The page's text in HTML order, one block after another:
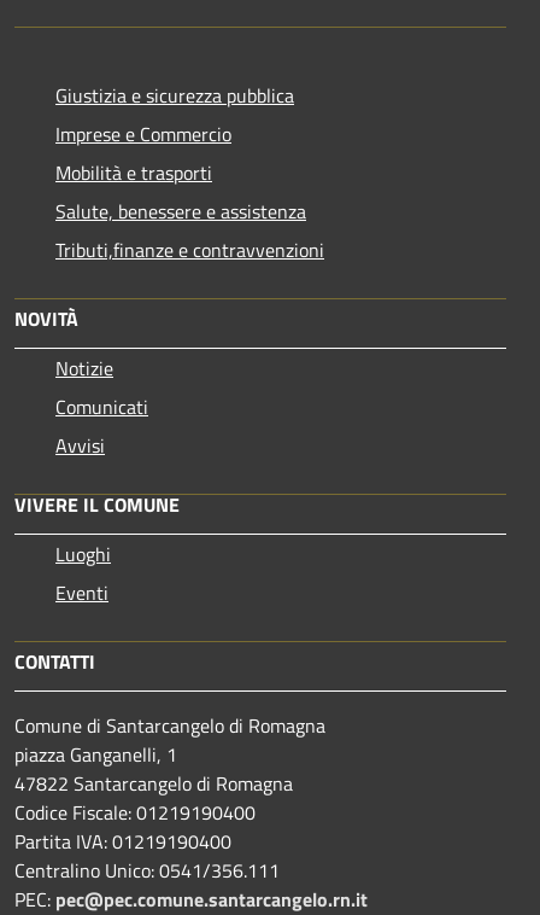
Giustizia e sicurezza pubblica
Imprese e Commercio
Mobilità e trasporti
Salute, benessere e assistenza
Tributi,finanze e contravvenzioni
NOVITÀ
Notizie
Comunicati
Avvisi
VIVERE IL COMUNE
Luoghi
Eventi
CONTATTI
Comune di Santarcangelo di Romagna
piazza Ganganelli, 1
47822 Santarcangelo di Romagna
Codice Fiscale: 01219190400
Partita IVA: 01219190400
Centralino Unico: 0541/356.111
PEC: pec@pec.comune.santarcangelo.rn.it